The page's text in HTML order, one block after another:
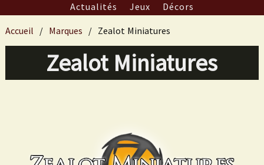
Actualités Jeux Décors
Accueil Marques Zealot Miniatures
Zealot Miniatures